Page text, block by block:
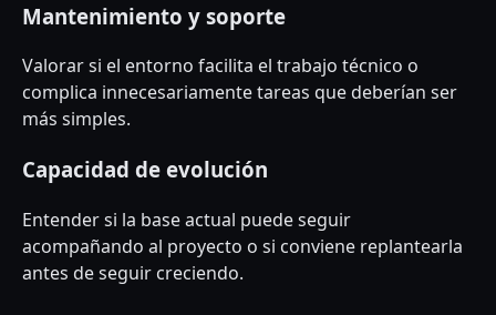
Mantenimiento y soporte
Valorar si el entorno facilita el trabajo técnico o
complica innecesariamente tareas que deberían ser
más simples.
Capacidad de evolución
Entender si la base actual puede seguir
acompañando al proyecto o si conviene replantearla
antes de seguir creciendo.